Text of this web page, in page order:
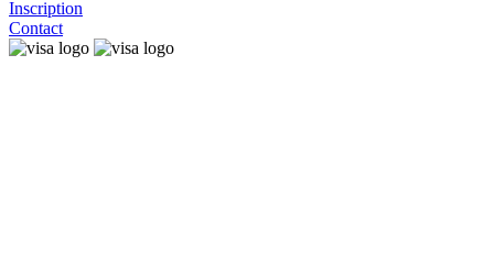
Inscription
Contact